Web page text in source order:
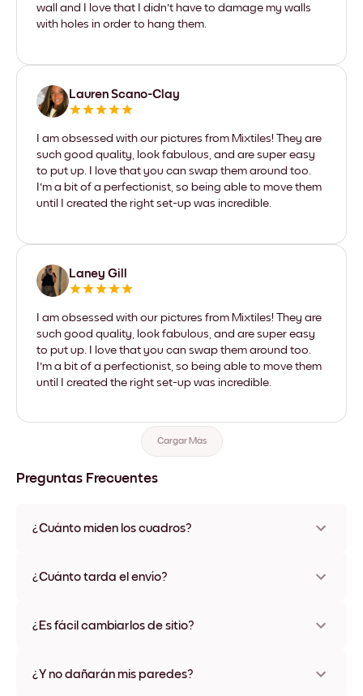
wall and I love that I didn't have to damage my walls
with holes in order to hang them.
Lauren Scano-Clay
I am obsessed with our pictures from Mixtiles! They are
such good quality, look fabulous, and are super easy
to put up. I love that you can swap them around too.
I'm a bit of a perfectionist, so being able to move them
until I created the right set-up was incredible.
Laney Gill
I am obsessed with our pictures from Mixtiles! They are
such good quality, look fabulous, and are super easy
to put up. I love that you can swap them around too.
I'm a bit of a perfectionist, so being able to move them
until I created the right set-up was incredible.
Cargar Más
Preguntas Frecuentes
¿Cuánto miden los cuadros?
varios materiales y colores de marco, incluidas opciones sin
¿Cuánto tarda el envío?
disponibles en algunos países. Te enviaremos un número de
¿Es fácil cambiarlos de sitio?
ningún daño
¿Y no dañarán mis paredes?